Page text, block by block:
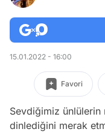
15.01.2022 - 16:00
Favori
Sevdiğimiz
dinlediğini merak